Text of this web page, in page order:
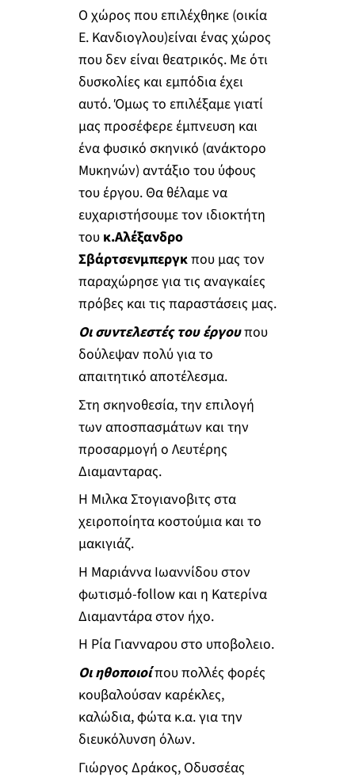
Ο χώρος που επιλέχθηκε (οικία
Ε. Κανδιογλου)είναι ένας χώρος
που δεν είναι θεατρικός. Με ότι
δυσκολίες και εμπόδια έχει
αυτό. Όμως το επιλέξαμε γιατί
μας προσέφερε έμπνευση και
ένα φυσικό σκηνικό (ανάκτορο
Μυκηνών) αντάξιο του ύφους
του έργου. Θα θέλαμε να
ευχαριστήσουμε τον ιδιοκτήτη
του κ.Αλέξανδρο
Σβάρτσενμπεργκπου μας τον
παραχώρησε για τις αναγκαίες
πρόβες και τις παραστάσεις μας.
Οι συντελεστές του έργουπου
δούλεψαν πολύ για το
απαιτητικό αποτέλεσμα.
Στη σκηνοθεσία, την επιλογή
των αποσπασμάτων και την
προσαρμογή ο Λευτέρης
Διαμανταρας.
Η Μιλκα Στογιανοβιτς στα
χειροποίητα κοστούμια και το
μακιγιάζ.
Η Μαριάννα Ιωαννίδου στον
φωτισμό-follow και η Κατερίνα
Διαμαντάρα στον ήχο.
Η Ρία Γιανναρου στο υποβολειο.
Οι ηθοποιοίπου πολλές φορές
κουβαλούσαν καρέκλες,
καλώδια, φώτα κ.α. για την
διευκόλυνση όλων.
Γιώργος Δράκος, Οδυσσέας